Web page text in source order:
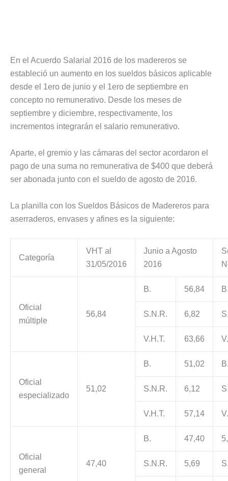
En el Acuerdo Salarial 2016 de los madereros se
estableció un aumento en los sueldos básicos aplicable
desde el 1ero de junio y el 1ero de septiembre en
concepto no remunerativo. Desde los meses de
septiembre y diciembre, respectivamente, los
incrementos integrarán el salario remunerativo.
Aparte, el gremio y las cámaras del sector acordaron el
pago de una suma no remunerativa de $400 que deberá
ser abonada junto con el sueldo de agosto de 2016.
La planilla con los Sueldos Básicos de Madereros para
aserraderos, envases y afines es la siguiente:
Categoría
VHT al
31/05/2016
Junio a Agosto
2016
Oficial
múltiple
56,84
B. 56,84
S.N.R. 6,82
V.H.T. 63,66
Oficial
especializado
51,02
B. 51,02
S.N.R. 6,12
V.H.T. 57,14
Oficial
general
47,40
B. 47,40
S.N.R. 5,69